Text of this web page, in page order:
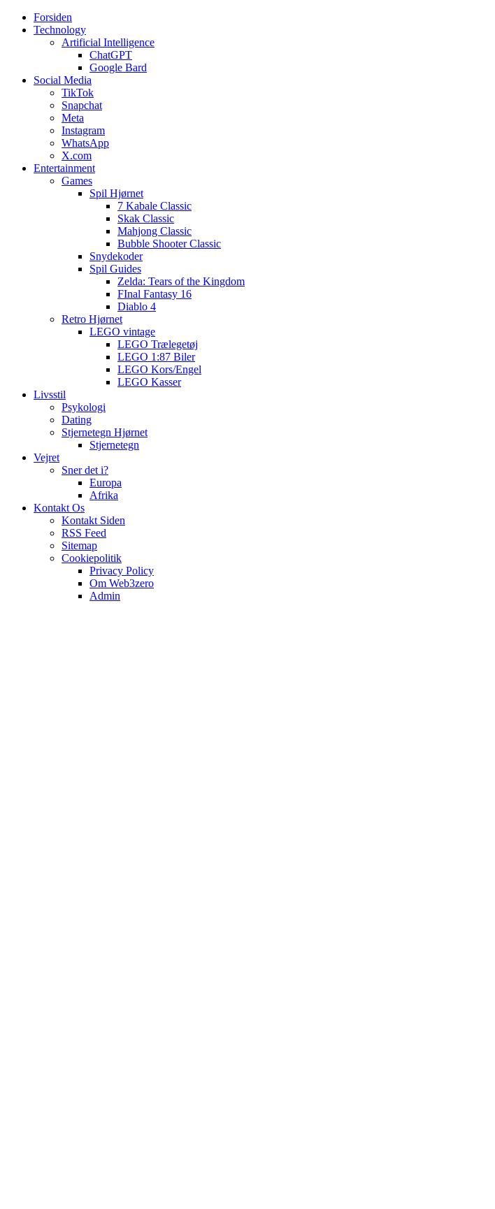
Web3zero.dk
Web3zero.dk
Forsiden
Technology
Artificial Intelligence
ChatGPT
Google Bard
Social Media
TikTok
Snapchat
Meta
Instagram
WhatsApp
X.com
Entertainment
Games
Spil Hjørnet
7 Kabale Classic
Skak Classic
Mahjong Classic
Bubble Shooter Classic
Snydekoder
Spil Guides
Zelda: Tears of the Kingdom
FInal Fantasy 16
Diablo 4
Retro Hjørnet
LEGO vintage
LEGO Trælegetøj
LEGO 1:87 Biler
LEGO Kors/Engel
LEGO Kasser
Livsstil
Psykologi
Dating
Stjernetegn Hjørnet
Stjernetegn
Vejret
Sner det i?
Europa
Afrika
Kontakt Os
Kontakt Siden
RSS Feed
Sitemap
Cookiepolitik
Privacy Policy
Om Web3zero
Admin